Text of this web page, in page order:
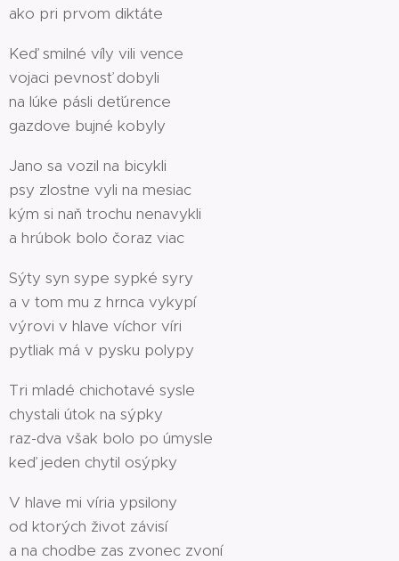
ako pri prvom diktáte
Keď smilné víly vili vence
vojaci pevnosť dobyli
na lúke pásli deťúrence
gazdove bujné kobyly
Jano sa vozil na bicykli
psy zlostne vyli na mesiac
kým si naň trochu nenavykli
a hrúbok bolo čoraz viac
Sýty syn sype sypké syry
a v tom mu z hrnca vykypí
výrovi v hlave víchor víri
pytliak má v pysku polypy
Tri mladé chichotavé sysle
chystali útok na sýpky
raz-dva však bolo po úmysle
keď jeden chytil osýpky
V hlave mi víria ypsilony
od ktorých život závisí
a na chodbe zas zvonec zvoní